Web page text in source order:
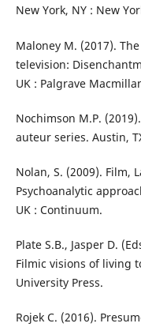
New York, NY : New
Maloney M. (2017).
television:
UK : Palgrave
Nochimson M.P.
auteur series. Austin,
Nolan, S. (2009). Film,
Psychoanalytic
UK : Continuum.
Plate S.B., Jasper D.
Filmic visions of living
University Press.
Rojek C. (2016).